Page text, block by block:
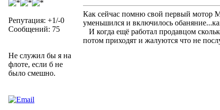
Репутация: +1/-0
Сообщений: 75
Не служил бы я на
флоте, если б не
было смешно.
Как сейчас помню свой первый мотор
уменьшился и включилось
И когда ещё работал продавцом
потом приходят и жалуются что не